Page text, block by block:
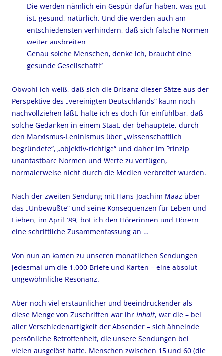
Die werden nämlich ein Gespür dafür haben, was gut
ist, gesund, natürlich. Und die werden auch am
entschiedensten verhindern, daß sich falsche Normen
weiter ausbreiten.
Genau solche Menschen, denke ich, braucht eine
gesunde Gesellschaft!“
Obwohl ich weiß, daß sich die Brisanz dieser Sätze aus der
Perspektive des „vereinigten Deutschlands“ kaum noch
nachvollziehen läßt, halte ich es doch für einfühlbar, daß
solche Gedanken in einem Staat, der behauptete, durch
den Marxismus-Leninismus über „wissenschaftlich
begründete“, „objektiv-richtige“ und daher im Prinzip
unantastbare Normen und Werte zu verfügen,
normalerweise nicht durch die Medien verbreitet wurden.
Nach der zweiten Sendung mit Hans-Joachim Maaz über
das „Unbewußte“ und seine Konsequenzen für Leben und
Lieben, im April `89, bot ich den Hörerinnen und Hörern
eine schriftliche Zusammenfassung an …
Von nun an kamen zu unseren monatlichen Sendungen
jedesmal um die 1.000 Briefe und Karten – eine absolut
ungewöhnliche Resonanz.
Aber noch viel erstaunlicher und beeindruckender als
diese Menge von Zuschriften war ihr Inhalt, war die – bei
aller Verschiedenartigkeit der Absender – sich ähnelnde
persönliche Betroffenheit, die unsere Sendungen bei
vielen ausgelöst hatte. Menschen zwischen 15 und 60 (die